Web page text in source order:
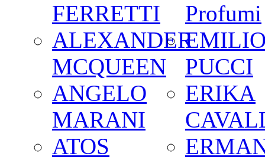
FERRETTI
ALEXANDER
MCQUEEN
ANGELO
MARANI
ATOS
Profumi
PUCCI
ERIKA